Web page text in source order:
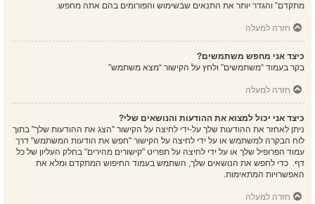
מתקדם” והגדר יותר את התנאים שבשימוש והפורומים בהם אתה מחפש.
חזרה למעלה
כיצד אני מחפש משתמשים?
בקר בעמוד “משתמשים” ולחץ על הקישור “מצא משתמש”
חזרה למעלה
כיצד אני יכול למצוא את ההודעות והנושאים שלי?
ניתן לאחזר את ההודעות שלך על-ידי לחיצה על הקישור "הצג את ההודעות שלך" בתוך
לוח הבקרה למשתמש או על ידי לחיצה על הקישור "חפש את הודעות המשתמש" דרך
עמוד הפרופיל שלך או על ידי לחיצה על תפריט "קישורים מהירים" בחלק העליון של כל
דף. כדי לחפש את הנושאים שלך, השתמש בעמוד החיפוש המתקדם ומלא את
האפשרויות המתאימות.
חזרה למעלה